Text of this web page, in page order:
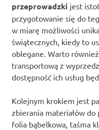
przeprowadzki jest
przygotowanie się do
w miarę możliwości
świątecznych, kiedy to
oblegane. Warto
transportową z
dostępność ich usług
Kolejnym krokiem jest
zbierania materiałów do
folia bąbelkowa, taśma